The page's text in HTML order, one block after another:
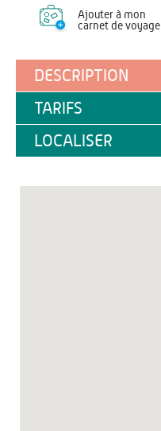
Ajouter à mon
carnet de voyage
DESCRIPTION
TARIFS
LOCALISER